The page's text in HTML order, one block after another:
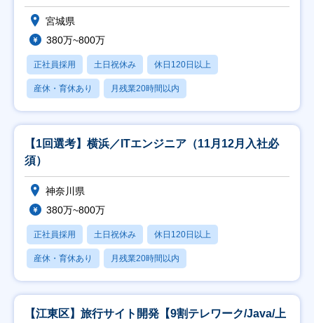
宮城県
380万~800万
正社員採用 土日祝休み 休日120日以上
産休・育休あり 月残業20時間以内
【1回選考】横浜／ITエンジニア（11月12月入社必
須）
神奈川県
380万~800万
正社員採用 土日祝休み 休日120日以上
産休・育休あり 月残業20時間以内
【江東区】旅行サイト開発【9割テレワーク/Java/上